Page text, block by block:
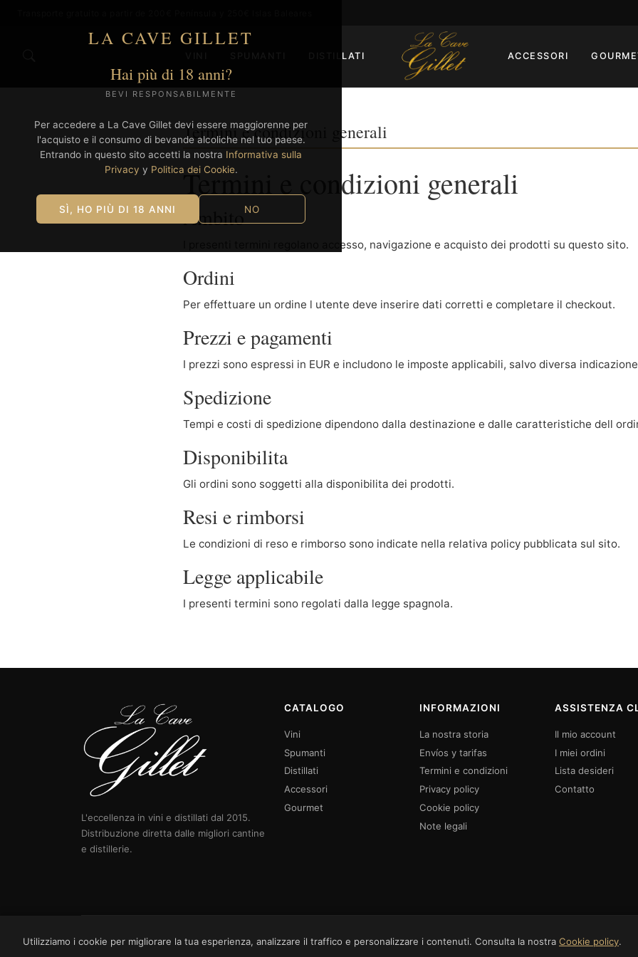
LA CAVE GILLET
Hai più di 18 anni?
BEVI RESPONSABILMENTE
Per accedere a La Cave Gillet devi essere maggiorenne per
l'acquisto e il consumo di bevande alcoliche nel tuo paese.
Entrando in questo sito accetti la nostra Informativa sulla
Privacy y Politica dei Cookie.
SÌ, HO PIÙ DI 18 ANNI NO
DISTILLATI ACCESSORI
Termini e condizioni generali
Termini e condizioni generali
Ambito
I presenti termini regolano accesso, navigazione e acquisto dei prodotti su questo sito.
Ordini
Per effettuare un ordine l utente deve inserire dati corretti e completare il checkout.
Prezzi e pagamenti
I prezzi sono espressi in EUR e includono le imposte applicabili, salvo diversa
Spedizione
Tempi e costi di spedizione dipendono dalla destinazione e dalle caratteristiche dell
Disponibilita
Gli ordini sono soggetti alla disponibilita dei prodotti.
Resi e rimborsi
Le condizioni di reso e rimborso sono indicate nella relativa policy pubblicata sul sito.
Legge applicabile
I presenti termini sono regolati dalla legge spagnola.
L'eccellenza in vini e distillati dal 2015.
Distribuzione diretta dalle migliori cantine
e distillerie.
CATALOGO
Vini
Spumanti
Distillati
Accessori
Gourmet
INFORMAZIONI
La nostra storia
Envíos y tarifas
Termini e condizioni
Privacy policy
Cookie policy
Note legali
ASSISTENZA
Il mio account
I miei ordini
Lista desideri
Contatto
© 2026 La Cave Gillet — FOODLUXE SPAIN S.L. Tutti i diritti riservati.
Utilizziamo i cookie per migliorare la tua esperienza, analizzare il traffico e personalizzare i contenuti. Consulta la nostra Cookie policy.